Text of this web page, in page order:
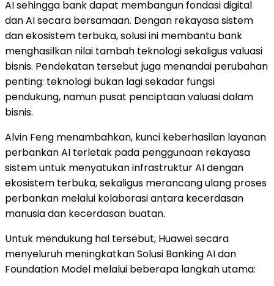
AI sehingga bank dapat membangun fondasi digital
dan AI secara bersamaan. Dengan rekayasa sistem
dan ekosistem terbuka, solusi ini membantu bank
menghasilkan nilai tambah teknologi sekaligus valuasi
bisnis. Pendekatan tersebut juga menandai perubahan
penting: teknologi bukan lagi sekadar fungsi
pendukung, namun pusat penciptaan valuasi dalam
bisnis.
Alvin Feng menambahkan, kunci keberhasilan layanan
perbankan AI terletak pada penggunaan rekayasa
sistem untuk menyatukan infrastruktur AI dengan
ekosistem terbuka, sekaligus merancang ulang proses
perbankan melalui kolaborasi antara kecerdasan
manusia dan kecerdasan buatan.
Untuk mendukung hal tersebut, Huawei secara
menyeluruh meningkatkan Solusi Banking AI dan
Foundation Model melalui beberapa langkah utama: